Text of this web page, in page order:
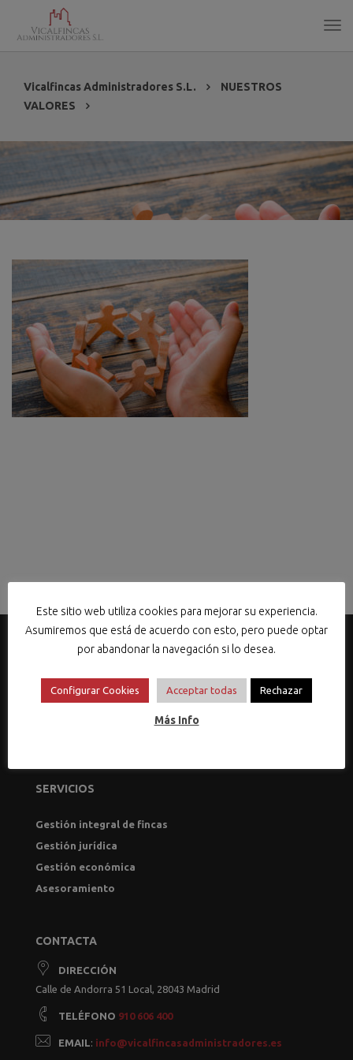
Vicalfincas Administradores S.L.
NUESTROS
VALORES
SERVICIOS
Gestión integral de fincas
Gestión jurídica
Gestión económica
Asesoramiento
CONTACTA
DIRECCIÓN
Calle de Andorra 51 Local, 28043 Madrid
TELÉFONO 910 606 400
EMAIL: info@vicalfincasadministradores.es
Este sitio web utiliza cookies para mejorar su experiencia.
Asumiremos que está de acuerdo con esto, pero puede optar
por abandonar la navegación si lo desea.
Configurar Cookies Acceptar todas Rechazar
Más Info